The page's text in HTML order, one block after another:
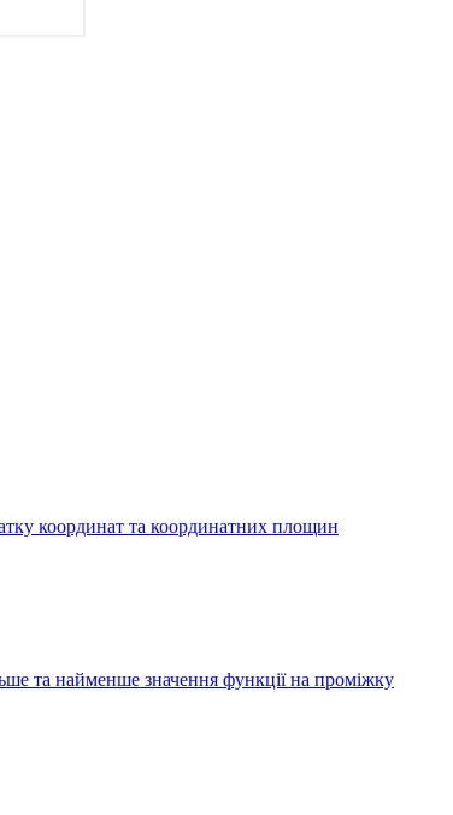
координат та координатних площин
та найменше значення функції на проміжку